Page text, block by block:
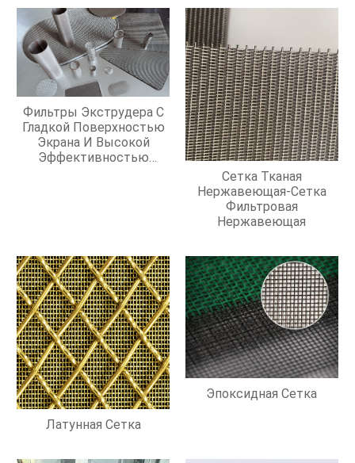
Фильтры Экструдера С
Гладкой Поверхностью
Экрана И Высокой
Эффективностью
Сетка Тканая
Нержавеющая-Сетка
Фильтровая
Нержавеющая
Латунная Сетка
Эпоксидная Сетка